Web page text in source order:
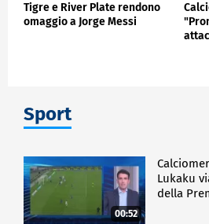
Tigre e River Plate rendono
omaggio a Jorge Messi
Sport
00:52
Lukaku
della